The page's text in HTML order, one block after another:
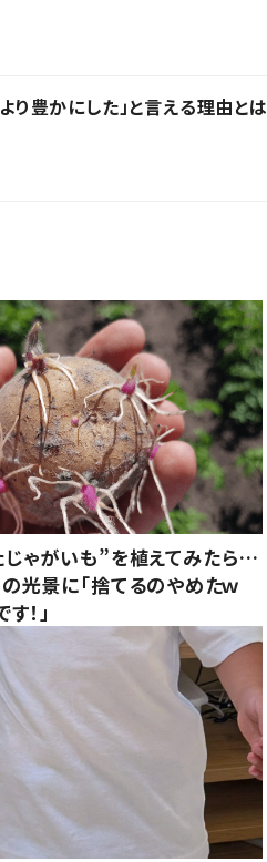
豊かにした」と言える理由とは
じゃがいも”を植えてみたら…
光景に「捨てるのやめたｗ
！」